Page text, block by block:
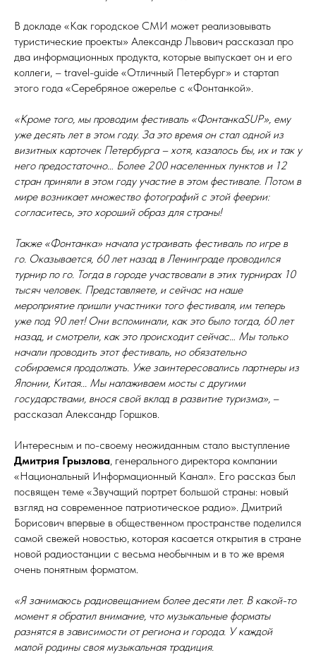
В докладе «Как городское СМИ может реализовывать
туристические проекты» Александр Львович рассказал про
два информационных продукта, которые выпускает он и его
коллеги, – travel-guide «Отличный Петербург» и стартап
этого года «Серебряное ожерелье с «Фонтанкой».
«Кроме того, мы проводим фестиваль «ФонтанкаSUP», ему
уже десять лет в этом году. За это время он стал одной из
визитных карточек Петербурга – хотя, казалось бы, их и так у
него предостаточно… Более 200 населенных пунктов и 12
стран приняли в этом году участие в этом фестивале. Потом в
мире возникает множество фотографий с этой феерии:
согласитесь, это хороший образ для страны!
Также «Фонтанка» начала устраивать фестиваль по игре в
го. Оказывается, 60 лет назад в Ленинграде проводился
турнир по го. Тогда в городе участвовали в этих турнирах 10
тысяч человек. Представляете, и сейчас на наше
мероприятие пришли участники того фестиваля, им теперь
уже под 90 лет! Они вспоминали, как это было тогда, 60 лет
назад, и смотрели, как это происходит сейчас… Мы только
начали проводить этот фестиваль, но обязательно
собираемся продолжать. Уже заинтересовались партнеры из
Японии, Китая... Мы налаживаем мосты с другими
государствами, внося свой вклад в развитие туризма», –
рассказал Александр Горшков.
Интересным и по-своему неожиданным стало выступление
Дмитрия Грызлова, генерального директора компании
«Национальный Информационный Канал». Его рассказ был
посвящен теме «Звучащий портрет большой страны: новый
взгляд на современное патриотическое радио». Дмитрий
Борисович впервые в общественном пространстве поделился
самой свежей новостью, которая касается открытия в стране
новой радиостанции с весьма необычным и в то же время
очень понятным форматом.
«Я занимаюсь радиовещанием более десяти лет. В какой-то
момент я обратил внимание, что музыкальные форматы
разнятся в зависимости от региона и города. У каждой
малой родины своя музыкальная традиция.